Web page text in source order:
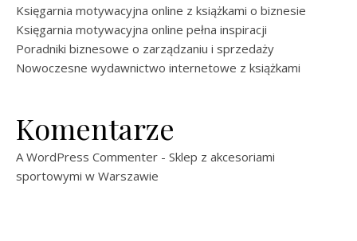
Księgarnia motywacyjna online z książkami o biznesie
Księgarnia motywacyjna online pełna inspiracji
Poradniki biznesowe o zarządzaniu i sprzedaży
Nowoczesne wydawnictwo internetowe z książkami
Komentarze
A WordPress Commenter - Sklep z akcesoriami
sportowymi w Warszawie